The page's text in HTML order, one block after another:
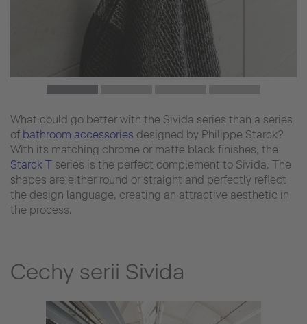
What could go better with the Sivida series than a series
of bathroom accessories designed by Philippe Starck?
With its matching chrome or matte black finishes, the
Starck T series is the perfect complement to Sivida. The
shapes are either round or straight and perfectly reflect
the design language, creating an attractive aesthetic in
the process.
Cechy serii Sivida